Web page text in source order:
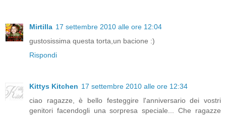
Mirtilla 17 settembre 2010 alle ore 12:04
gustosissima questa torta,un bacione :)
Rispondi
Kittys Kitchen 17 settembre 2010 alle ore 12:34
ciao ragazze, è bello festeggire l'anniversario dei vostri
genitori facendogli una sorpresa speciale... Che ragazze